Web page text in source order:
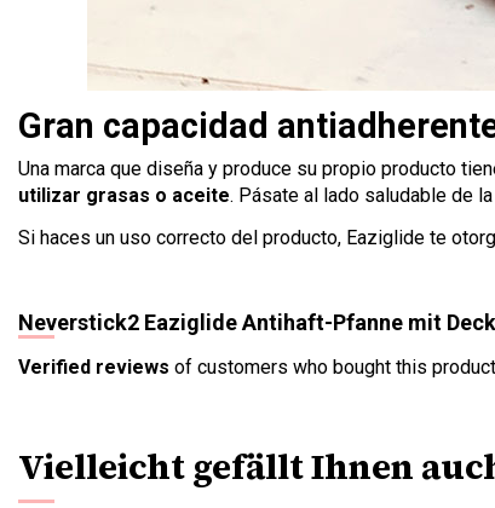
Gran capacidad
Una marca que diseña y produce su propio producto
utilizar grasas o aceite. Pásate al lado saludable de
Si haces un uso correcto del producto, Eaziglide te
Neverstick2 Eaziglide Antihaft-Pfanne mit
Verified reviews of customers who bought this
Vielleicht gefällt Ihnen